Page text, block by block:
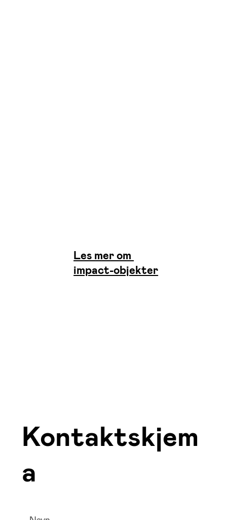
Les mer om
impact-objekter
Kontaktskjem
a